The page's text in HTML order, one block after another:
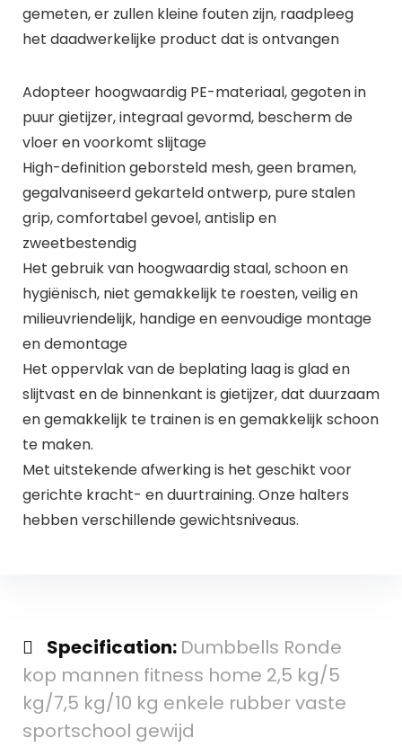
gemeten, er zullen kleine fouten zijn, raadpleeg
het daadwerkelijke product dat is ontvangen
Adopteer hoogwaardig PE-materiaal, gegoten in
puur gietijzer, integraal gevormd, bescherm de
vloer en voorkomt slijtage
High-definition geborsteld mesh, geen bramen,
gegalvaniseerd gekarteld ontwerp, pure stalen
grip, comfortabel gevoel, antislip en
zweetbestendig
Het gebruik van hoogwaardig staal, schoon en
hygiënisch, niet gemakkelijk te roesten, veilig en
milieuvriendelijk, handige en eenvoudige montage
en demontage
Het oppervlak van de beplating laag is glad en
slijtvast en de binnenkant is gietijzer, dat duurzaam
en gemakkelijk te trainen is en gemakkelijk schoon
te maken.
Met uitstekende afwerking is het geschikt voor
gerichte kracht- en duurtraining. Onze halters
hebben verschillende gewichtsniveaus.
Specification: Dumbbells Ronde
kop mannen fitness home 2,5 kg/5
kg/7,5 kg/10 kg enkele rubber vaste
sportschool gewijd